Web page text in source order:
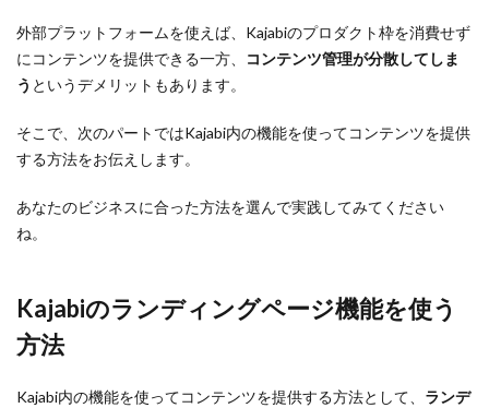
外部プラットフォームを使えば、Kajabiのプロダクト枠を消費せず
にコンテンツを提供できる一方、
コンテンツ管理が分散してしま
う というデメリットもあります。
そこで、次のパートではKajabi内の機能を使ってコンテンツを提供
する方法をお伝えします。
あなたのビジネスに合った方法を選んで実践してみてください
ね。
Kajabiのランディングページ機能を使う
方法
Kajabi内の機能を使ってコンテンツを提供する方法として、 ランデ